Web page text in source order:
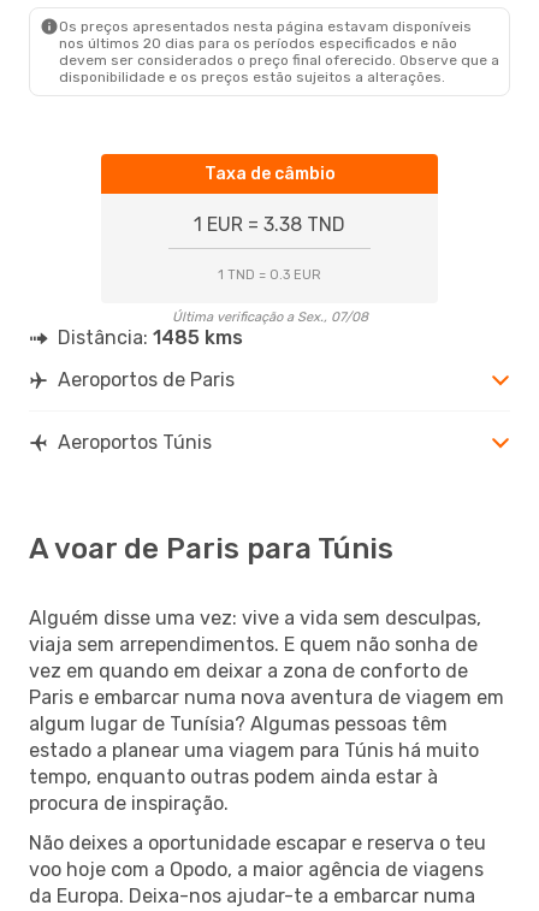
Os preços apresentados nesta página estavam disponíveis
nos últimos 20 dias para os períodos especificados e não
devem ser considerados o preço final oferecido. Observe que a
disponibilidade e os preços estão sujeitos a alterações.
Taxa de câmbio
1 EUR = 3.38 TND
1 TND = 0.3 EUR
Última verificação a Sex., 07/08
Distância: 1485 kms
Aeroportos de Paris
Aeroportos Túnis
A voar de Paris para Túnis
Alguém disse uma vez: vive a vida sem desculpas,
viaja sem arrependimentos. E quem não sonha de
vez em quando em deixar a zona de conforto de
Paris e embarcar numa nova aventura de viagem em
algum lugar de Tunísia? Algumas pessoas têm
estado a planear uma viagem para Túnis há muito
tempo, enquanto outras podem ainda estar à
procura de inspiração.
Não deixes a oportunidade escapar e reserva o teu
voo hoje com a Opodo, a maior agência de viagens
da Europa. Deixa-nos ajudar-te a embarcar numa